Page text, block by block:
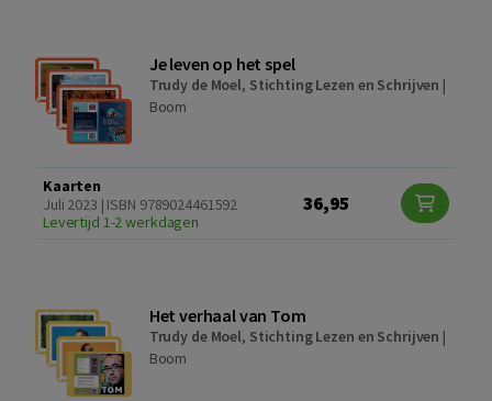
Je leven op het spel
Trudy de Moel, Stichting Lezen en Schrijven |
Boom
Kaarten
Juli 2023 | ISBN 9789024461592
Levertijd 1-2 werkdagen
36,95
Het verhaal van Tom
Trudy de Moel, Stichting Lezen en Schrijven |
Boom